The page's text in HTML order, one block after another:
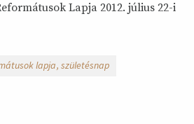
Lapja 2012. július 22-i
lapja születésnap